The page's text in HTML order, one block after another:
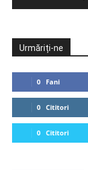
Urmăriți-ne
0 Fani
0 Cititori
0 Cititori